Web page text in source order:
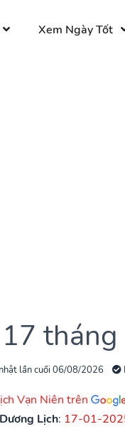
Xem Ngày Tốt
lần cuối 06/08/2026
Vạn Niên trên
Dương Lịch: 17-01-